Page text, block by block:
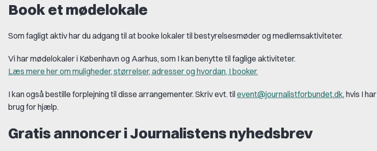
Book et mødelokale
Som fagligt aktiv har du adgang til at booke lokaler til bestyrelsesmøder og medlemsaktiviteter.
Vi har mødelokaler i København og Aarhus, som I kan benytte til faglige aktiviteter.
Læs mere her om muligheder, størrelser, adresser og hvordan, I booker.
I kan også bestille forplejning til disse arrangementer. Skriv evt. tilevent@journalistforbundet.dk, hvis I har
brug for hjælp.
Gratis annoncer i Journalistens nyhedsbrev